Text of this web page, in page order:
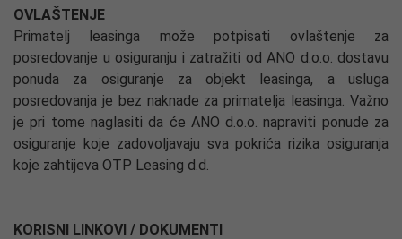
OVLAŠTENJE
Primatelj leasinga može potpisati ovlaštenje za
posredovanje u osiguranju i zatražiti od ANO d.o.o. dostavu
ponuda za osiguranje za objekt leasinga, a usluga
posredovanja je bez naknade za primatelja leasinga. Važno
je pri tome naglasiti da će ANO d.o.o. napraviti ponude za
osiguranje koje zadovoljavaju sva pokrića rizika osiguranja
koje zahtijeva OTP Leasing d.d.
KORISNI LINKOVI / DOKUMENTI